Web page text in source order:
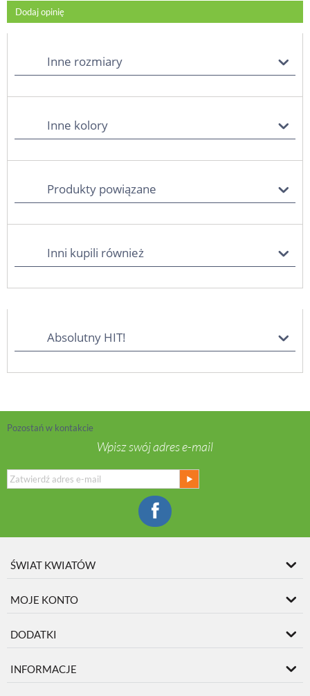
Dodaj opinię
Inne rozmiary
Inne kolory
Produkty powiązane
Inni kupili również
Absolutny HIT!
Pozostań w kontakcie
Wpisz swój adres e-mail
ŚWIAT KWIATÓW
MOJE KONTO
DODATKI
INFORMACJE